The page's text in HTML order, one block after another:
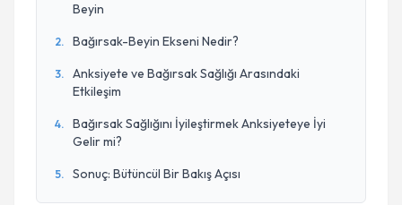
Beyin
2. Bağırsak-Beyin Ekseni Nedir?
3.
Anksiyete ve Bağırsak Sağlığı Arasındaki
Etkileşim
4.
Bağırsak Sağlığını İyileştirmek Anksiyeteye İyi
Gelir mi?
5. Sonuç: Bütüncül Bir Bakış Açısı